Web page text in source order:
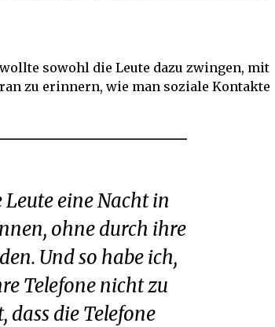
sowohl die Leute dazu zwingen, mit
zu erinnern, wie man soziale Kontakte
ohne durch ihre
Und so habe ich,
Telefone nicht zu
die Telefone